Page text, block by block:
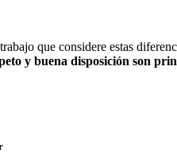
que considere estas
y buena disposición son